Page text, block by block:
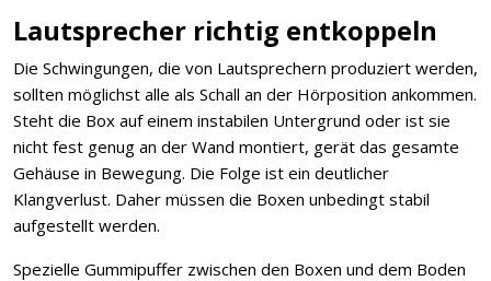
Lautsprecher richtig entkoppeln
Die Schwingungen, die von Lautsprechern produziert werden,
sollten möglichst alle als Schall an der Hörposition ankommen.
Steht die Box auf einem instabilen Untergrund oder ist sie
nicht fest genug an der Wand montiert, gerät das gesamte
Gehäuse in Bewegung. Die Folge ist ein deutlicher
Klangverlust. Daher müssen die Boxen unbedingt stabil
aufgestellt werden.
Spezielle Gummipuffer zwischen den Boxen und dem Boden